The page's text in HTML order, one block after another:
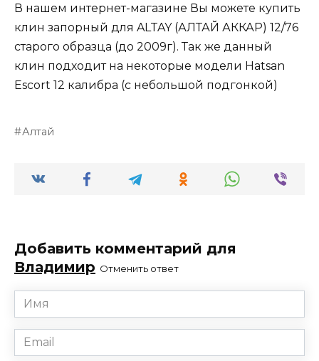
В нашем интернет-магазине Вы можете купить
клин запорный для ALTAY (АЛТАЙ АККАР) 12/76
старого образца (до 2009г). Так же данный
клин подходит на некоторые модели Hatsan
Escort 12 калибра (с небольшой подгонкой)
Алтай
Добавить комментарий для
Владимир Отменить ответ
Имя
*
Email
*